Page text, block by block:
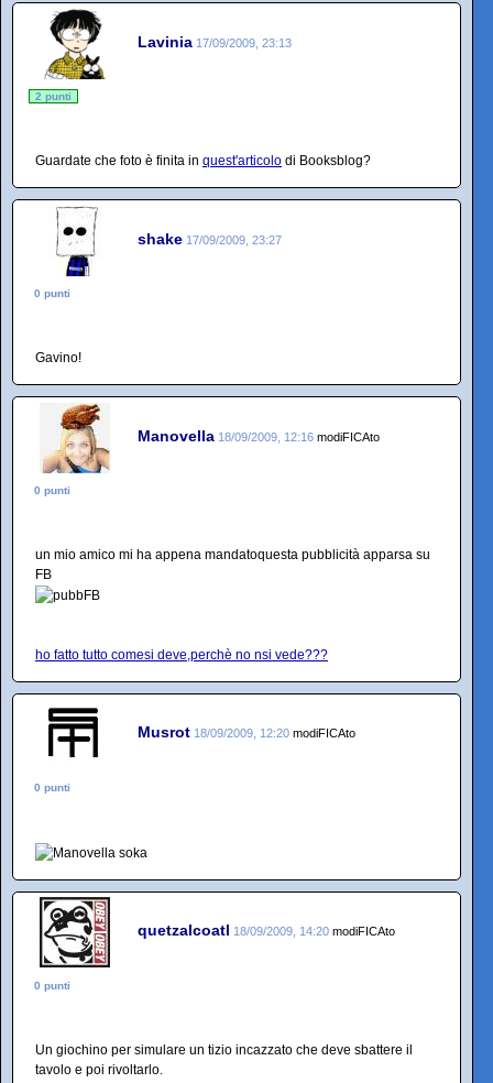
Lavinia 17/09/2009, 23:13
2 punti
Guardate che foto è finita in quest'articolo di Booksblog?
shake 17/09/2009, 23:27
0 punti
Gavino!
Manovella 18/09/2009, 12:16 modiFICAto
0 punti
un mio amico mi ha appena mandatoquesta pubblicità apparsa su
FB
ho fatto tutto comesi deve,perchè no nsi vede???
Musrot 18/09/2009, 12:20 modiFICAto
0 punti
quetzalcoatl 18/09/2009, 14:20 modiFICAto
0 punti
Un giochino per simulare un tizio incazzato che deve sbattere il
tavolo e poi rivoltarlo.